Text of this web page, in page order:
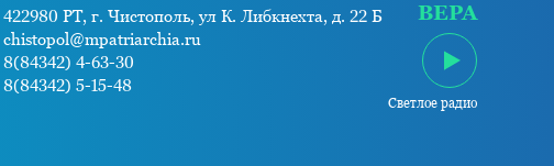
422980 РТ, г. Чистополь, ул К. Либкнехта, д. 22 Б
chistopol@mpatriarchia.ru
8(84342) 4-63-30
8(84342) 5-15-48
ВЕРА
Светлое радио